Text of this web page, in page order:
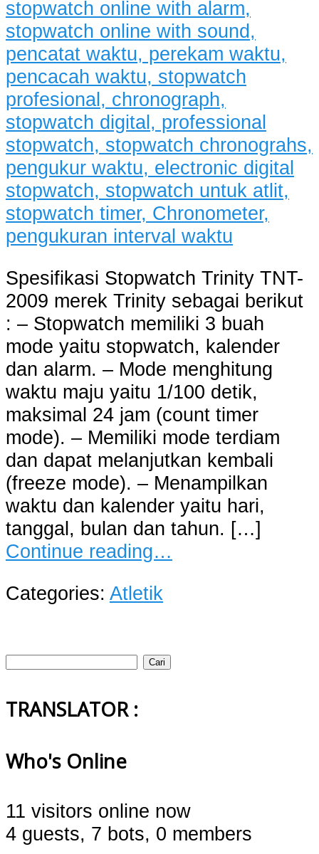
Spesifikasi Stopwatch Trinity TNT-
2009 merek Trinity sebagai berikut
: – Stopwatch memiliki 3 buah
mode yaitu stopwatch, kalender
dan alarm. – Mode menghitung
waktu maju yaitu 1/100 detik,
maksimal 24 jam (count timer
mode). – Memiliki mode terdiam
dan dapat melanjutkan kembali
(freeze mode). – Menampilkan
waktu dan kalender yaitu hari,
tanggal, bulan dan tahun. […]
Continue reading…
Categories: Atletik
Cari
TRANSLATOR :
Who's Online
11 visitors online now
4 guests, 7 bots, 0 members